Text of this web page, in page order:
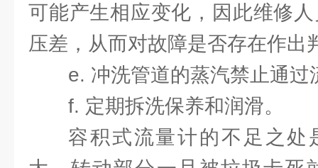
可能产生相应变化，因此维修
压差，从而对故障是否存在作出
e. 冲洗管道的蒸汽禁止通过
f. 定期拆洗保养和润滑。
容积式流量计的不足之处